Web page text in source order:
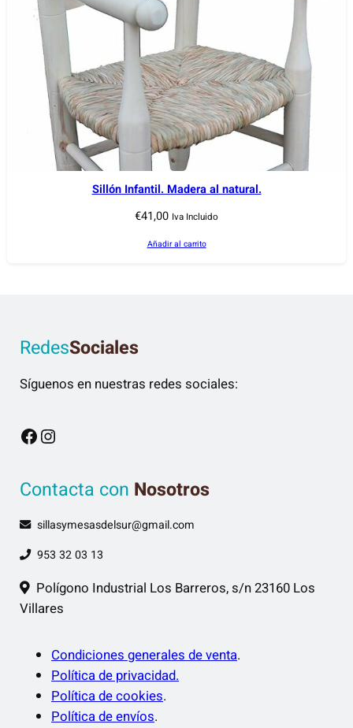
Sillón Infantil. Madera al natural.
€41,00 Iva Incluido
Añadir al carrito
RedesSociales
Síguenos en nuestras redes sociales:
Facebook Instagram
Contacta con Nosotros
sillasymesasdelsur@gmail.com
953 32 03 13
Polígono Industrial Los Barreros, s/n 23160 Los
Villares
Condiciones generales de venta.
Política de privacidad.
Política de cookies.
Política de envíos.